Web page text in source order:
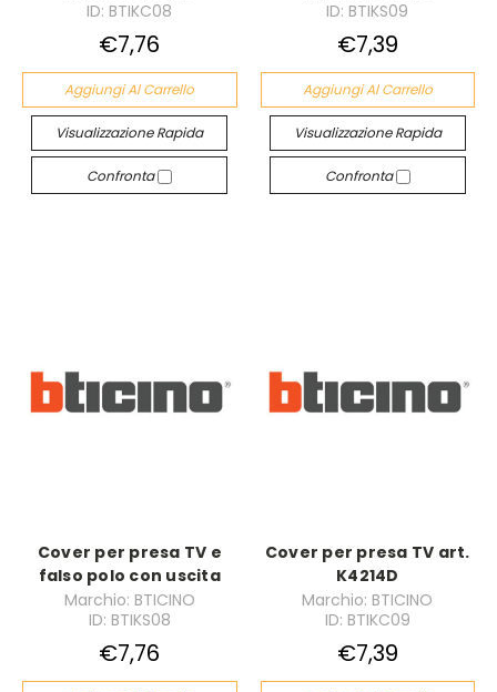
ID: BTIKC08
€7,76
Aggiungi Al Carrello
Visualizzazione Rapida
Confronta
ID: BTIKS09
€7,39
Aggiungi Al Carrello
Visualizzazione Rapida
Confronta
Cover per presa TV e
falso polo con uscita
Marchio: BTICINO
ID: BTIKS08
€7,76
Cover per presa TV art.
K4214D
Marchio: BTICINO
ID: BTIKC09
€7,39